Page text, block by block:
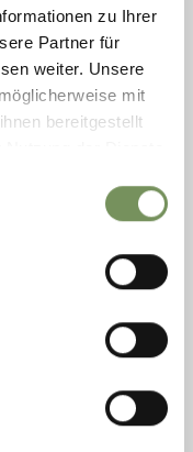
zu Ihrer
Partner für
weiter. Unsere
mit
bereitgestellt